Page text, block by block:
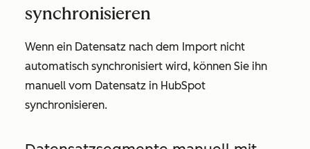
synchronisieren
Wenn ein Datensatz nach dem Import nicht
automatisch synchronisiert wird, können Sie ihn
manuell vom Datensatz in HubSpot
synchronisieren.